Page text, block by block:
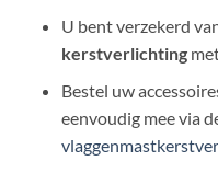
U bent verzekerd
kerstverlichting
Bestel uw
eenvoudig mee via